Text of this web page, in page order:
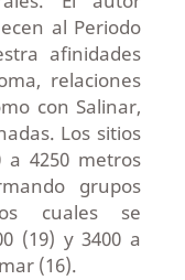
al Periodo
afinidades
relaciones
con Salinar,
Los sitios
a 4250 metros
grupos
cuales se
(19) y 3400 a
(16).